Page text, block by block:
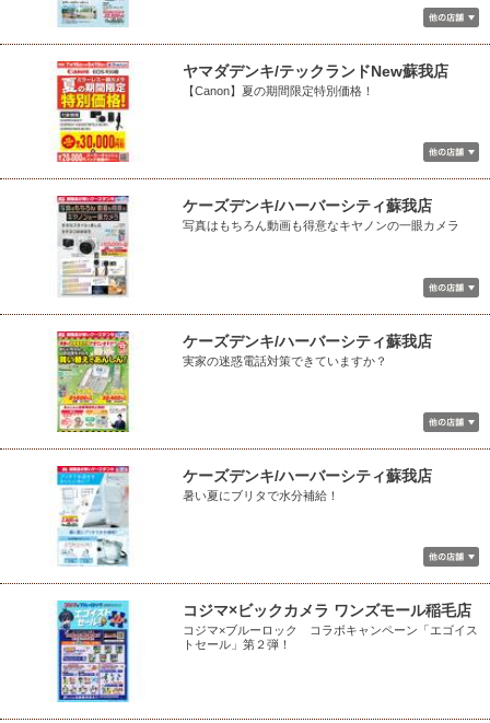
ヤマダデンキ/テックランドNew蘇我店
【Canon】夏の期間限定特別価格！
ケーズデンキ/ハーバーシティ蘇我店
写真はもちろん動画も得意なキヤノンの一眼カメラ
ケーズデンキ/ハーバーシティ蘇我店
実家の迷惑電話対策できていますか？
ケーズデンキ/ハーバーシティ蘇我店
暑い夏にブリタで水分補給！
コジマ×ビックカメラ ワンズモール稲毛店
コジマ×ブルーロック コラボキャンペーン「エゴイス
トセール」第２弾！